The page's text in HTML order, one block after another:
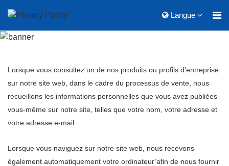
Langue
Lorsque vous consultez un de nos produits ou profils d’entreprise
sur notre site web, dans le cadre du processus de vente, nous
recueillons les informations personnelles que vous avez publiées
vous-même sur notre site, telles que votre nom, votre adresse et
votre adresse e-mail.
Lorsque vous naviguez sur notre site web, nous recevons
également automatiquement votre ordinateur’afin de nous fournir